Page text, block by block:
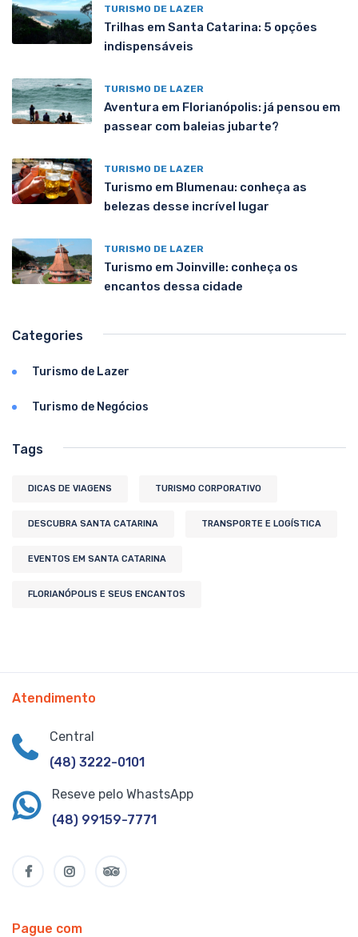
TURISMO DE LAZER
Trilhas em Santa Catarina: 5 opções
indispensáveis
TURISMO DE LAZER
Aventura em Florianópolis: já pensou em
passear com baleias jubarte?
TURISMO DE LAZER
Turismo em Blumenau: conheça as
belezas desse incrível lugar
TURISMO DE LAZER
Turismo em Joinville: conheça os
encantos dessa cidade
Categories
Turismo de Lazer
Turismo de Negócios
Tags
DICAS DE VIAGENS TURISMO CORPORATIVO
DESCUBRA SANTA CATARINA TRANSPORTE E LOGÍSTICA
EVENTOS EM SANTA CATARINA
FLORIANÓPOLIS E SEUS ENCANTOS
Atendimento
Central
(48) 3222-0101
Reseve pelo WhastsApp
(48) 99159-7771
Pague com